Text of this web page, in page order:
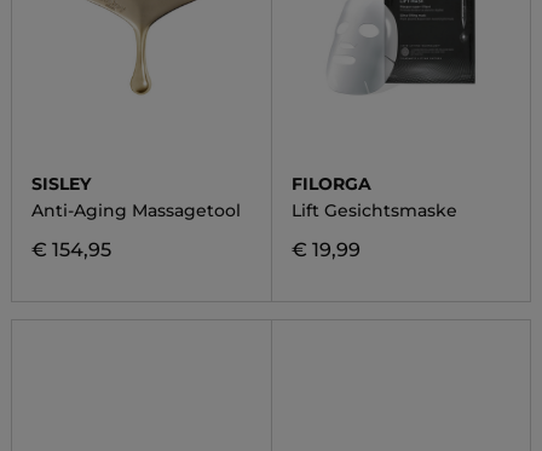
SISLEY
Anti-Aging Massagetool
€ 154,95
FILORGA
Lift Gesichtsmaske
€ 19,99